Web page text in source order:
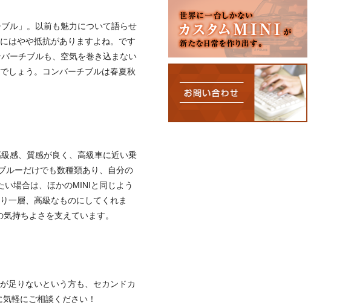
ル」。以前も魅力について語らせ
はやや抵抗がありますよね。です
ーチブルも、空気を巻き込まない
しょう。コンバーチブルは春夏秋
感、質感が良く、高級車に近い乗
ルーだけでも数種類あり、自分の
場合は、ほかのMINIと同じよう
一層、高級なものにしてくれま
持ちよさを支えています。
足りないという方も、セカンドカ
軽にご相談ください！